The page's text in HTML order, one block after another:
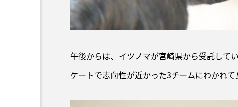
午後からは、イツノマが宮崎県から受託して
ケートで志向性が近かった3チームにわかれ